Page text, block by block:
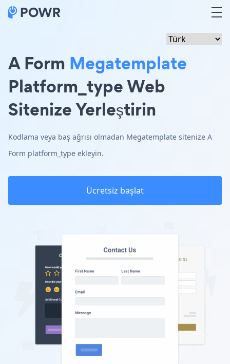
A Form Megatemplate
Platform_type Web
Sitenize Yerleştirin
Kodlama veya baş ağrısı olmadan Megatemplate sitenize A
Form platform_type ekleyin.
Ücretsiz başlat